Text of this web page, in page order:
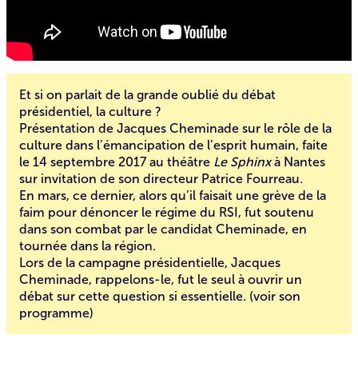
Et si on parlait de la grande oublié du débat
présidentiel, la culture ?
Présentation de Jacques Cheminade sur le rôle de la
culture dans l’émancipation de l’esprit humain, faite
le 14 septembre 2017 au théâtre Le Sphinxà Nantes
sur invitation de son directeur Patrice Fourreau.
En mars, ce dernier, alors qu’il faisait une grève de la
faim pour dénoncer le régime du RSI, fut soutenu
dans son combat par le candidat Cheminade, en
tournée dans la région.
Lors de la campagne présidentielle, Jacques
Cheminade, rappelons-le, fut le seul à ouvrir un
débat sur cette question si essentielle. (voir son
programme)